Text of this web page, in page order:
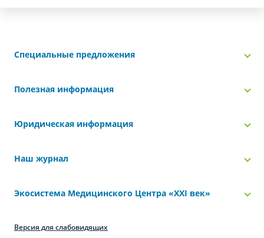
Специальные предложения
Полезная информация
Юридическая информация
Наш журнал
Экосистема Медицинского Центра «‎XXI век»
Версия для слабовидящих